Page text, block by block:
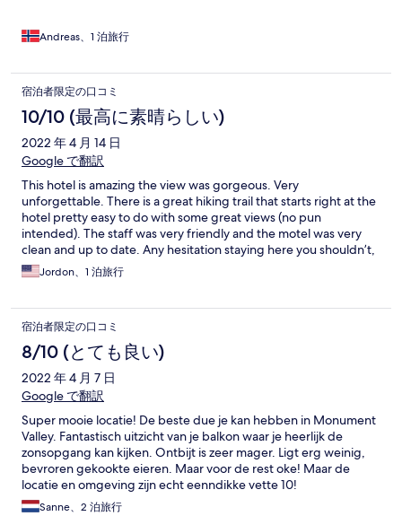
Andreas、1 泊旅行
宿泊者限定の口コミ
10/10 (最高に素晴らしい)
2022 年 4 月 14 日
Google で翻訳
This hotel is amazing the view was gorgeous. Very
unforgettable. There is a great hiking trail that starts right at the
hotel pretty easy to do with some great views (no pun
intended). The staff was very friendly and the motel was very
clean and up to date. Any hesitation staying here you shouldn’t,
the view of Monument Valley alone is worth it.
Jordon、1 泊旅行
宿泊者限定の口コミ
8/10 (とても良い)
2022 年 4 月 7 日
Google で翻訳
Super mooie locatie! De beste due je kan hebben in Monument
Valley. Fantastisch uitzicht van je balkon waar je heerlijk de
zonsopgang kan kijken. Ontbijt is zeer mager. Ligt erg weinig,
bevroren gekookte eieren. Maar voor de rest oke! Maar de
locatie en omgeving zijn echt eenndikke vette 10!
Sanne、2 泊旅行